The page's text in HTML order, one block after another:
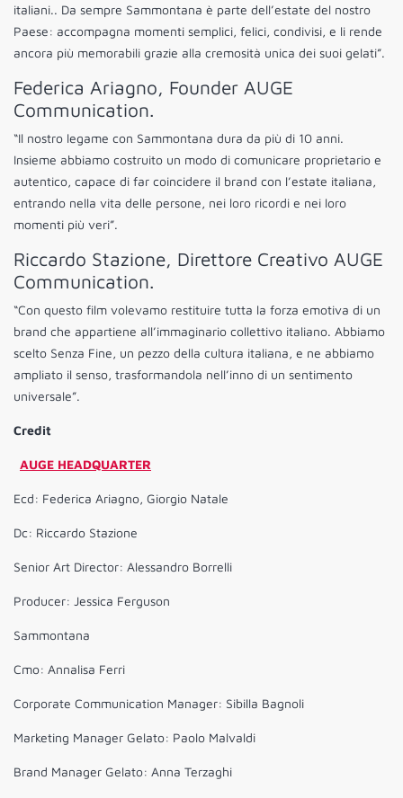
italiani.. Da sempre Sammontana è parte dell’estate del nostro
Paese: accompagna momenti semplici, felici, condivisi, e li rende
ancora più memorabili grazie alla cremosità unica dei suoi gelati”.
Federica Ariagno, Founder AUGE
Communication.
“Il nostro legame con Sammontana dura da più di 10 anni.
Insieme abbiamo costruito un modo di comunicare proprietario e
autentico, capace di far coincidere il brand con l’estate italiana,
entrando nella vita delle persone, nei loro ricordi e nei loro
momenti più veri”.
Riccardo Stazione, Direttore Creativo AUGE
Communication.
“Con questo film volevamo restituire tutta la forza emotiva di un
brand che appartiene all’immaginario collettivo italiano. Abbiamo
scelto Senza Fine, un pezzo della cultura italiana, e ne abbiamo
ampliato il senso, trasformandola nell’inno di un sentimento
universale”.
Credit
AUGE HEADQUARTER
Ecd: Federica Ariagno, Giorgio Natale
Dc: Riccardo Stazione
Senior Art Director: Alessandro Borrelli
Producer: Jessica Ferguson
Sammontana
Cmo: Annalisa Ferri
Corporate Communication Manager: Sibilla Bagnoli
Marketing Manager Gelato: Paolo Malvaldi
Brand Manager Gelato: Anna Terzaghi